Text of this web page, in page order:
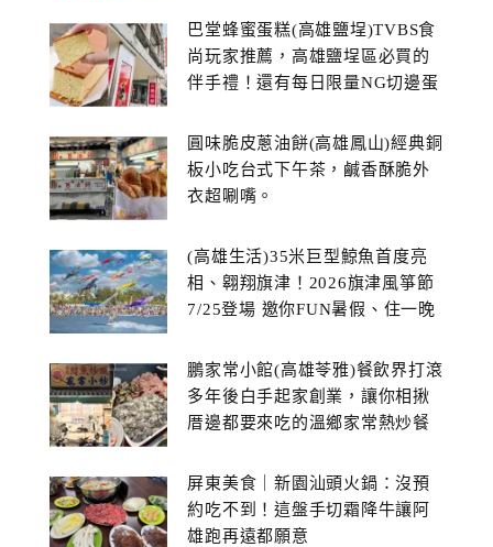
巴堂蜂蜜蛋糕(高雄鹽埕)TVBS食
尚玩家推薦，高雄鹽埕區必買的
伴手禮！還有每日限量NG切邊蛋
圓味脆皮蔥油餅(高雄鳳山)經典銅
板小吃台式下午茶，鹹香酥脆外
衣超唰嘴。
(高雄生活)35米巨型鯨魚首度亮
相、翱翔旗津！2026旗津風箏節
7/25登場 邀你FUN暑假、住一晚
鵬家常小館(高雄苓雅)餐飲界打滾
多年後白手起家創業，讓你相揪
厝邊都要來吃的溫鄉家常熱炒餐
屏東美食｜新園汕頭火鍋：沒預
約吃不到！這盤手切霜降牛讓阿
雄跑再遠都願意